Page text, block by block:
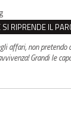
affari, non pretendo
Grandi le